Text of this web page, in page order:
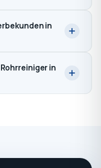
in
in